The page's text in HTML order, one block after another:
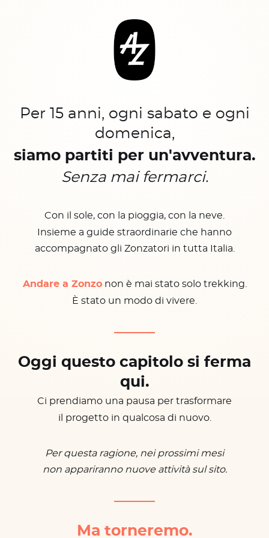
Per 15 anni, ogni sabato e ogni
domenica,
siamo partiti per un'avventura.
Senza mai fermarci.
Con il sole, con la pioggia, con la neve.
Insieme a guide straordinarie che hanno
accompagnato gli Zonzatori in tutta Italia.
Andare a Zonzonon è mai stato solo trekking.
È stato un modo di vivere.
Oggi questo capitolo si ferma
qui.
Ci prendiamo una pausa per trasformare
il progetto in qualcosa di nuovo.
Per questa ragione, nei prossimi mesi
non appariranno nuove attività sul sito.
Ma torneremo.